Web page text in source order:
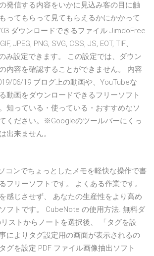
発信する内容をいかに見込み客の目に触
ってもらって見てもらえるかにかかって
ダウンロードできるファイル JimdoFree
JPEG, PNG, SVG, CSS, JS, EOT, TIF、
み設定できます。 この設定では、ダウン
内容を確認することができません。 内容
06/19 ブログ上の動画や、YouTubeな
動画をダウンロードできるフリーソフト
知っている・使っている・おすすめなソ
ください。※Googleのツールバーにくっ
出来ません。
コンでちょっとしたメモを軽快な操作で書
フリーソフトです。 よくある作業です。
感じさせず、 あなたの生産性をより高め
フトです。 CubeNote の使用方法. 無料ダ
ストからノートを選択後、 「タグを設
によりタグ設定用の画面が表示されるの
グを設定 PDF ファイル画像抽出ソフト